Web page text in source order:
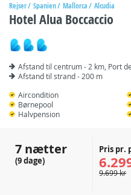
Rejser Spanien Mallorca Alcudia
Hotel Alua Boccaccio
Afstand til centrum - 2 km, Port
Afstand til strand - 200 m
Aircondition
Børnepool
Halvpension
7 nætter
(9 dage)
Pris pr.
9.699 kr